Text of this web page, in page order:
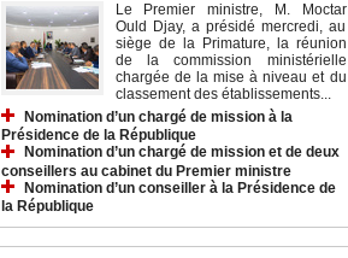
Le Premier ministre, M. Moctar
Ould Djay, a présidé mercredi, au
siège de la Primature, la réunion
de la commission ministérielle
chargée de la mise à niveau et du
classement des établissements...
Nomination d’un chargé de mission à la
Présidence de la République
Nomination d’un chargé de mission et de deux
conseillers au cabinet du Premier ministre
Nomination d’un conseiller à la Présidence de
la République